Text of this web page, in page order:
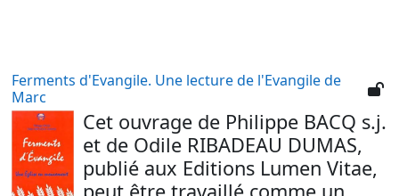
Ferments d'Evangile. Une lecture de l'Evangile de
Marc
Cet ouvrage de Philippe BACQ s.j.
et de Odile RIBADEAU DUMAS,
publié aux Editions Lumen Vitae,